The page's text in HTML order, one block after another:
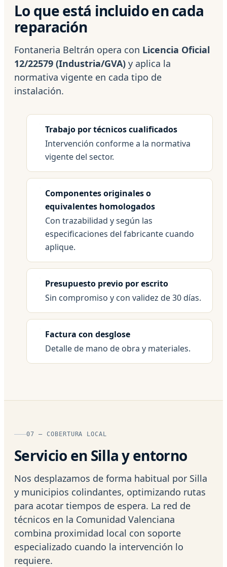
Lo que está incluido en cada
reparación
Fontaneria Beltrán opera con Licencia Oficial
12/22579 (Industria/GVA) y aplica la
normativa vigente en cada tipo de
instalación.
Trabajo por técnicos cualificados
Intervención conforme a la normativa
vigente del sector.
Componentes originales o
equivalentes homologados
Con trazabilidad y según las
especificaciones del fabricante cuando
aplique.
Presupuesto previo por escrito
Sin compromiso y con validez de 30 días.
Factura con desglose
Detalle de mano de obra y materiales.
07 — COBERTURA LOCAL
Servicio en Silla y entorno
Nos desplazamos de forma habitual por Silla
y municipios colindantes, optimizando rutas
para acotar tiempos de espera. La red de
técnicos en la Comunidad Valenciana
combina proximidad local con soporte
especializado cuando la intervención lo
requiere.